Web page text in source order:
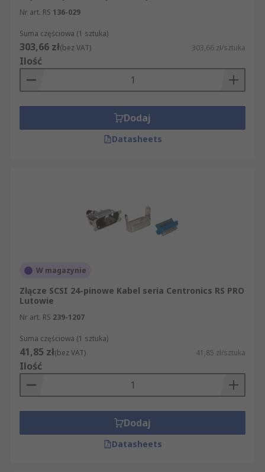
Nr art. RS 136-029
Suma częściowa (1 sztuka)
303,66 zł(bez VAT) 303,66 zł/sztuka
Ilość
Dodaj
Datasheets
W magazynie
Złącze SCSI 24-pinowe Kabel seria Centronics RS PRO
Lutowie
Nr art. RS 239-1207
Suma częściowa (1 sztuka)
41,85 zł(bez VAT) 41,85 zł/sztuka
Ilość
Dodaj
Datasheets